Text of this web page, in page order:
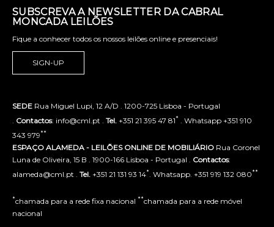
SUBSCREVA A NEWSLETTER DA CABRAL
MONCADA LEILÕES
Fique a conhecer todos os nossos leilões online e presenciais!
SIGN-UP
SEDE Rua Miguel Lupi, 12 A/D . 1200-725 Lisboa - Portugal
Contactos: info@cml.pt . Tel. +351 21 395 47 81* . Whatsapp +351 910
343 979**
ESPAÇO ALAMEDA - LEILÕES ONLINE DE MOBILIÁRIO Rua Coronel
Luna de Oliveira, 15 B . 1900-166 Lisboa - Portugal . Contactos:
alameda@cml.pt . Tel. +351 21 131 93 14* . Whatsapp. +351 919 132 080**
*chamada para a rede fixa nacional **chamada para a rede móvel
nacional